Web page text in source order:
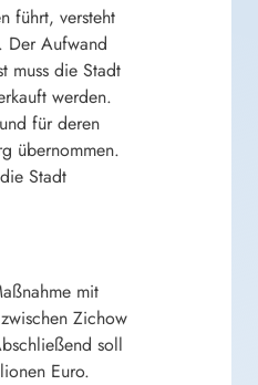
führt, versteht
Der Aufwand
muss die Stadt
werden.
für deren
übernommen.
Stadt
mit
Zichow
soll
Euro.